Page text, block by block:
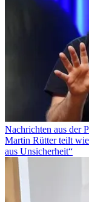
Nachrichten aus der
Martin Rütter teilt
aus Unsicherheit“